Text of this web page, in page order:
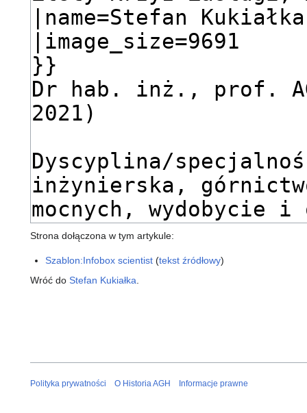
Strona dołączona w tym artykule:
Szablon:Infobox scientist (tekst źródłowy)
Wróć do Stefan Kukiałka
Polityka prywatności O Historia AGH Informacje prawne